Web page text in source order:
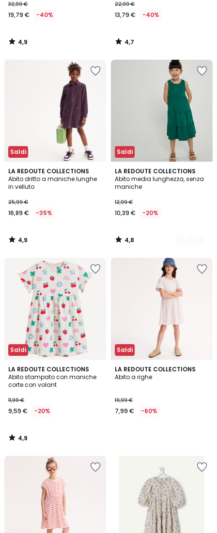
32,99 €
19,79 € -40%
4,9
/
22,99 €
13,79 € -40%
4,7
/
Saldi
LA REDOUTE COLLECTIONS
Abito dritto a maniche lunghe
in velluto
25,99 €
16,89 € -35%
4,9
/ 5
4,9
/
Saldi
LA REDOUTE COLLECTIONS
Abito media lunghezza, senza
maniche
12,99 €
10,39 € -20%
4,8
/ 5
2
Colori
4,8
/
Saldi
LA REDOUTE COLLECTIONS
Abito stampato con maniche
corte con volant
11,99 €
9,59 € -20%
4,9
/ 5
4,9
/
Saldi
LA REDOUTE COLLECTIONS
Abito a righe
19,99 €
7,99 € -60%